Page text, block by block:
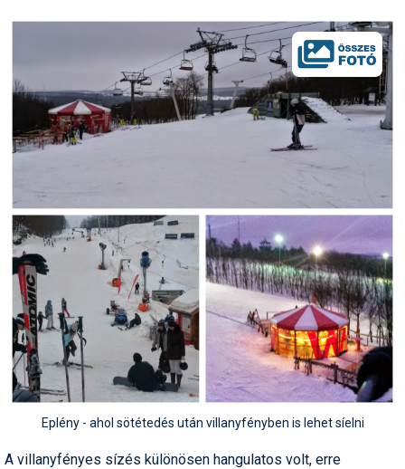
Síléc
Síoktatás
Síruházat
Sítechnika
Síugrás
Snowboard
Snowboardfelszerelés
Sportorvos
Szakértők
Szánkó
Szótárak
Eplény - ahol sötétedés után villanyfényben is lehet síelni
A villanyfényes sízés különösen hangulatos volt, erre